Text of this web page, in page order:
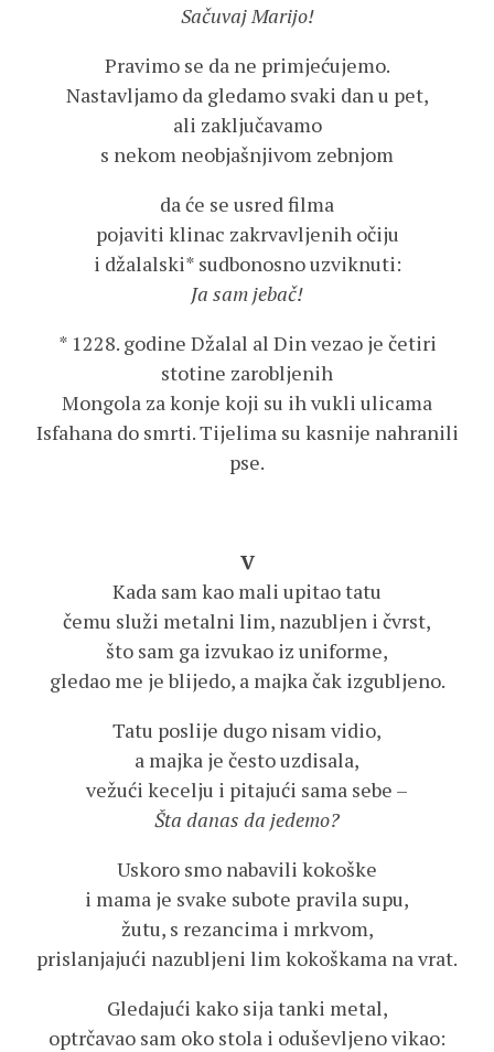
Sačuvaj Marijo!
Pravimo se da ne primjećujemo.
Nastavljamo da gledamo svaki dan u pet,
ali zaključavamo
s nekom neobjašnjivom zebnjom
da će se usred filma
pojaviti klinac zakrvavljenih očiju
i džalalski* sudbonosno uzviknuti:
Ja sam jebač!
* 1228. godine Džalal al Din vezao je četiri
stotine zarobljenih
Mongola za konje koji su ih vukli ulicama
Isfahana do smrti. Tijelima su kasnije nahranili
pse.
V
Kada sam kao mali upitao tatu
čemu služi metalni lim, nazubljen i čvrst,
što sam ga izvukao iz uniforme,
gledao me je blijedo, a majka čak izgubljeno.
Tatu poslije dugo nisam vidio,
a majka je često uzdisala,
vežući kecelju i pitajući sama sebe –
Šta danas da jedemo?
Uskoro smo nabavili kokoške
i mama je svake subote pravila supu,
žutu, s rezancima i mrkvom,
prislanjajući nazubljeni lim kokoškama na vrat.
Gledajući kako sija tanki metal,
optrčavao sam oko stola i oduševljeno vikao: